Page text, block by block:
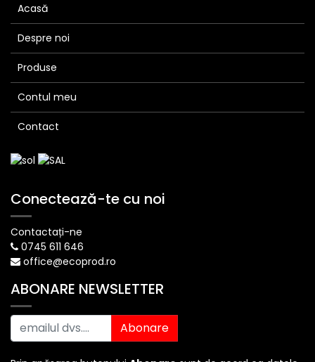
Acasă
Despre noi
Produse
Contul meu
Contact
Conectează-te cu noi
Contactați-ne
0745 611 646
office@ecoprod.ro
ABONARE NEWSLETTER
Abonare